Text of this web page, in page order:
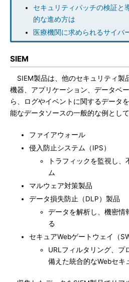
セキュリティパッチの検証と
的な進め方は
医療機関に求められるサイバ
SIEM
SIEM製品は、他のセキュリティ製
機器、アプリケーション、データベ
ら、ログやイベントに関するデータ
能なデータソースの一般的な例として
ファイアウォール
侵入防止システム（IPS）
トラフィックを監視し
ム
マルウェア対策製品
データ損失防止（DLP）製品
データを解析し、機密情
る
セキュアWebゲートウェイ（
URLフィルタリング、プ
備えた統合的なWebセキ